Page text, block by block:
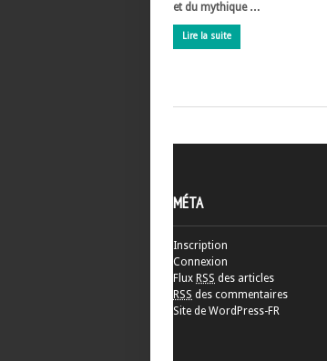
et du mythique …
Lire la suite
MÉTA
Inscription
Connexion
Flux RSS des articles
RSS des commentaires
Site de WordPress-FR